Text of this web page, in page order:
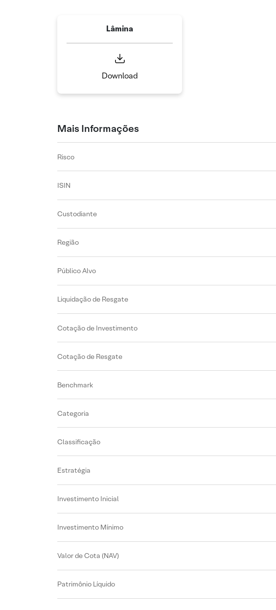
Lâmina
Download
Mais Informações
Risco
ISIN
Custodiante
Região
Público Alvo
Liquidação de Resgate
Cotação de Investimento
Cotação de Resgate
Benchmark
Categoria
Classificação
Estratégia
Investimento Inicial
Investimento Mínimo
Valor de Cota (NAV)
Patrimônio Líquido